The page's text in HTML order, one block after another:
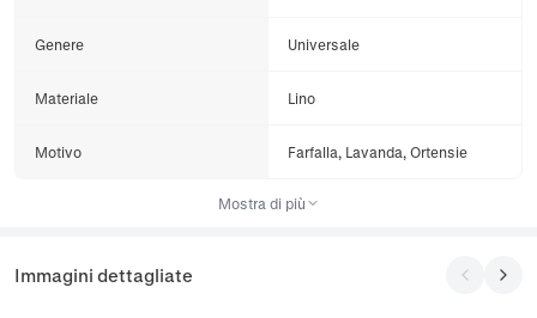
Genere Universale
Materiale Lino
Motivo Farfalla, Lavanda, Ortensie
Mostra di più
Immagini dettagliate